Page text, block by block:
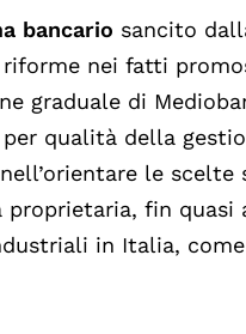
bancario sancito
nei fatti
graduale di
qualità della
le scelte
fin quasi
in Italia, come